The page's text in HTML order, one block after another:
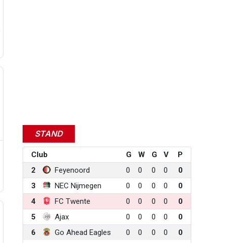
STAND
Club G W G V
P
2
Feyenoord 0 0 0 0
0
3
NEC Nijmegen 0 0 0 0
0
4
FC Twente 0 0 0 0
0
5
Ajax 0 0 0 0
0
6
Go Ahead Eagles 0 0 0 0 0